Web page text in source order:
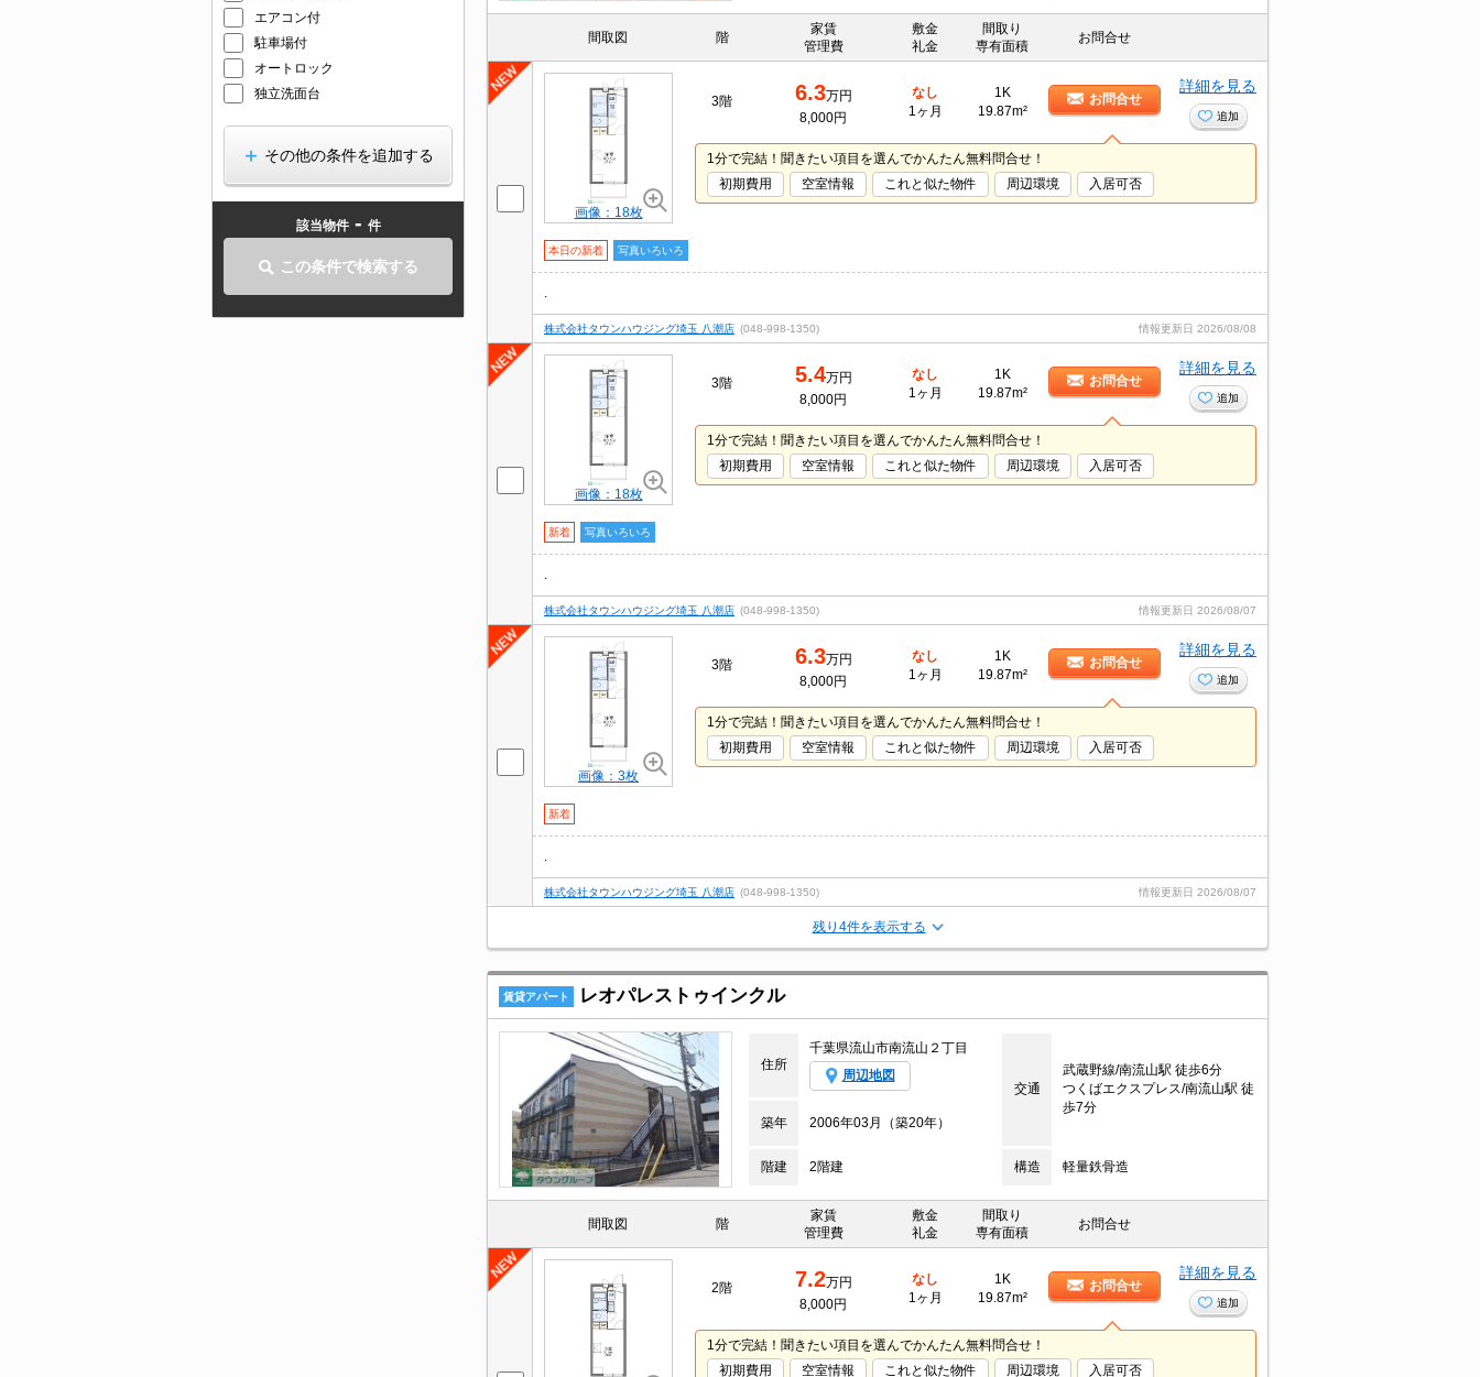
エアコン付
駐車場付
オートロック
独立洗面台
その他の条件を追加する
該当物件 - 件
この条件で検索する
間取図 階
家賃
管理費
敷金
礼金
間取り
専有面積
お問合せ
画像：18枚
3階 6.3万円
8,000円
なし
1ヶ月
1K
19.87m²
お問合せ
詳細を見る
追加
1分で完結！聞きたい項目を選んでかんたん無料問合せ！
初期費用
空室情報 これと似た物件 周辺環境 入居可否
本日の新着 写真いろいろ
株式会社タウンハウジング埼玉 八潮店 (048-998-1350) 情報更新日 2026/08/08
画像：18枚
3階 5.4万円
8,000円
なし
1ヶ月
1K
19.87m²
お問合せ
詳細を見る
追加
1分で完結！聞きたい項目を選んでかんたん無料問合せ！
初期費用
空室情報 これと似た物件 周辺環境 入居可否
新着 写真いろいろ
株式会社タウンハウジング埼玉 八潮店 (048-998-1350) 情報更新日 2026/08/07
画像：3枚
3階 6.3万円
8,000円
なし
1ヶ月
1K
19.87m²
お問合せ
詳細を見る
追加
1分で完結！聞きたい項目を選んでかんたん無料問合せ！
初期費用
空室情報 これと似た物件 周辺環境 入居可否
新着
株式会社タウンハウジング埼玉 八潮店 (048-998-1350) 情報更新日 2026/08/07
残り4件を表示する
賃貸アパート レオパレストゥインクル
住所
千葉県流山市南流山２丁目
周辺地図
交通
武蔵野線/南流山駅 徒歩6分
つくばエクスプレス/南流山駅 徒
歩7分
築年
2006年03月（築20年）
階建 2階建 構造 軽量鉄骨造
間取図 階
家賃
管理費
敷金
礼金
間取り
専有面積
お問合せ
2階 7.2万円
8,000円
なし
1ヶ月
1K
19.87m²
お問合せ
詳細を見る
追加
1分で完結！聞きたい項目を選んでかんたん無料問合せ！
初期費用
空室情報 これと似た物件 周辺環境 入居可否